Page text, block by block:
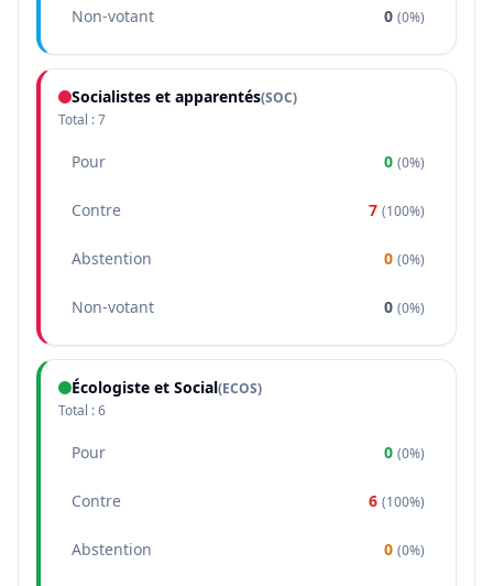
Non-votant 0 (0%)
Socialistes et apparentés(SOC)
Total :7
Pour 0 (0%)
Contre 7 (100%)
Abstention 0 (0%)
Non-votant 0 (0%)
Écologiste et Social(ECOS)
Total :6
Pour 0 (0%)
Contre 6 (100%)
Abstention 0 (0%)